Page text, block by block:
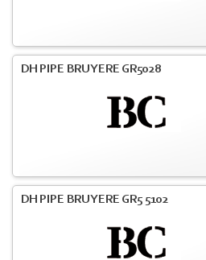
DH PIPE BRUYERE GR5028
DH PIPE BRUYERE GR5 5102